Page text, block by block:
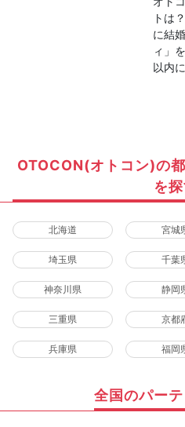
トは
に結
ィ」
以内
OTOCON(オトコン)の
を
北海道 宮城
埼玉県 千葉
神奈川県 静岡
三重県 京都
兵庫県 福岡
全国のパー